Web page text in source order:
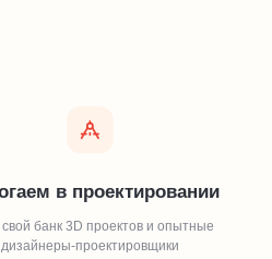
в проектировании
банк 3D проектов и опытные
дизайнеры-проектировщики